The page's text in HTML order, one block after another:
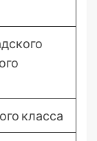
класса